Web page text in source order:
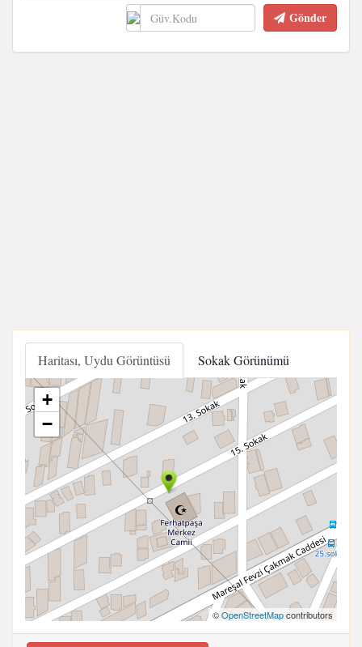
Gönder
Haritası, Uydu Görüntüsü Sokak Görünümü
+
−
©OpenStreetMapcontributors